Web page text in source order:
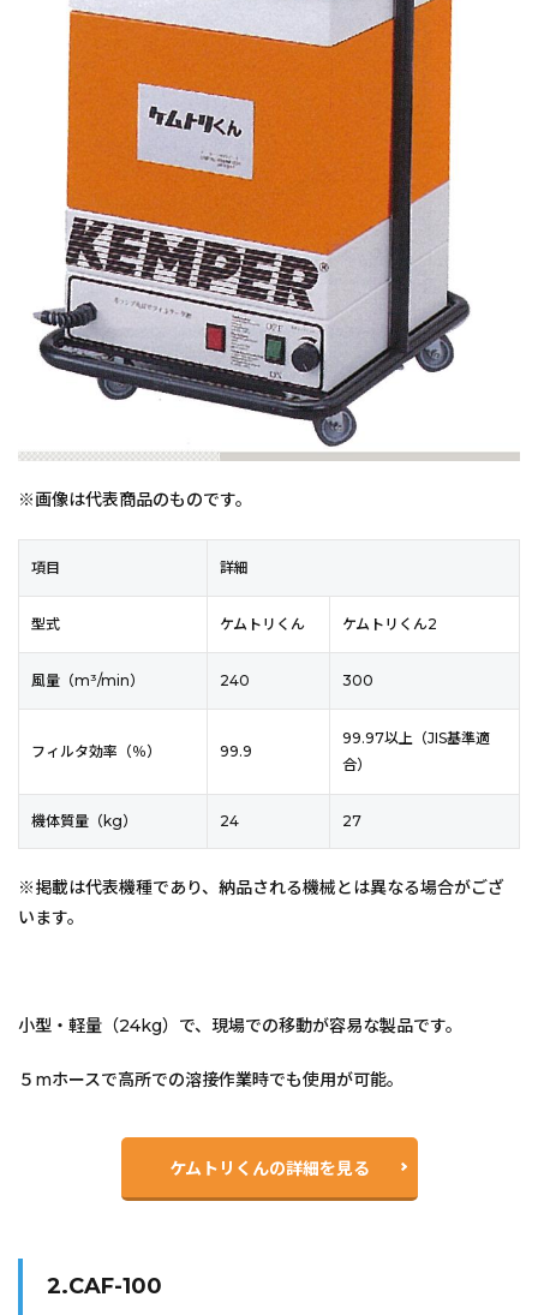
※画像は代表商品のものです。
項目 詳細
型式 ケムトリくん ケムトリくん2
風量（m³/min） 240 300
フィルタ効率（％） 99.9
99.97以上（JIS基準適
合）
機体質量（kg） 24 27
※掲載は代表機種であり、納品される機械とは異なる場合がござ
います。
小型・軽量（24kg）で、現場での移動が容易な製品です。
５mホースで高所での溶接作業時でも使用が可能。
ケムトリくんの詳細を見る
2.CAF-100